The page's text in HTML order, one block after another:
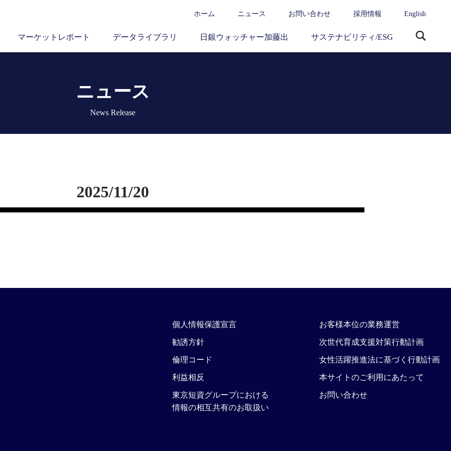
ホーム ニュース お問い合わせ 採用情報 English
マーケットレポート データライブラリ 日銀ウォッチャー加藤出 サステナビリティ/ESG
ニュース
News Release
2025/11/20
個人情報保護宣言
勧誘方針
倫理コード
利益相反
東京短資グループにおける
情報の相互共有のお取扱い
お客様本位の業務運営
次世代育成支援対策行動計画
女性活躍推進法に基づく行動計画
本サイトのご利用にあたって
お問い合わせ